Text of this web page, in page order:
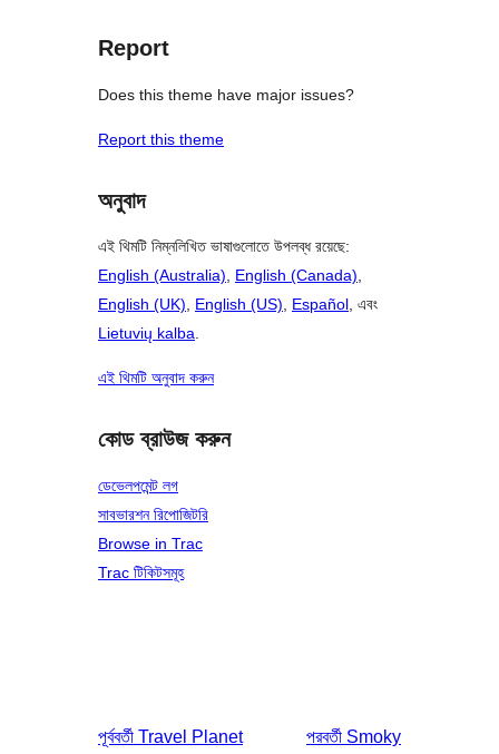
Report
Does this theme have major issues?
Report this theme
অনুবাদ
এই থিমটি নিম্নলিখিত ভাষাগুলোতে উপলব্ধ রয়েছে:
English (Australia), English (Canada),
English (UK), English (US), Español, এবং
Lietuvių kalba.
এই থিমটি অনুবাদ করুন
কোড ব্রাউজ করুন
ডেভেলপমেন্ট লগ
সাবভারশন রিপোজিটরি
Browse in Trac
Trac টিকিটসমূহ
পূর্ববর্তী Travel Planet পরবর্তী Smoky